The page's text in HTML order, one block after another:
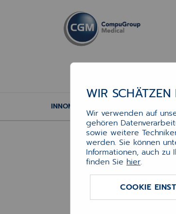
INNOMED
Willkommen bei
Wenn Sie
WIR SCHÄTZEN
Wir verwenden auf
gehören
sowie weitere
werden. Sie können
Informationen, auch
finden Sie hier.
COOKIE